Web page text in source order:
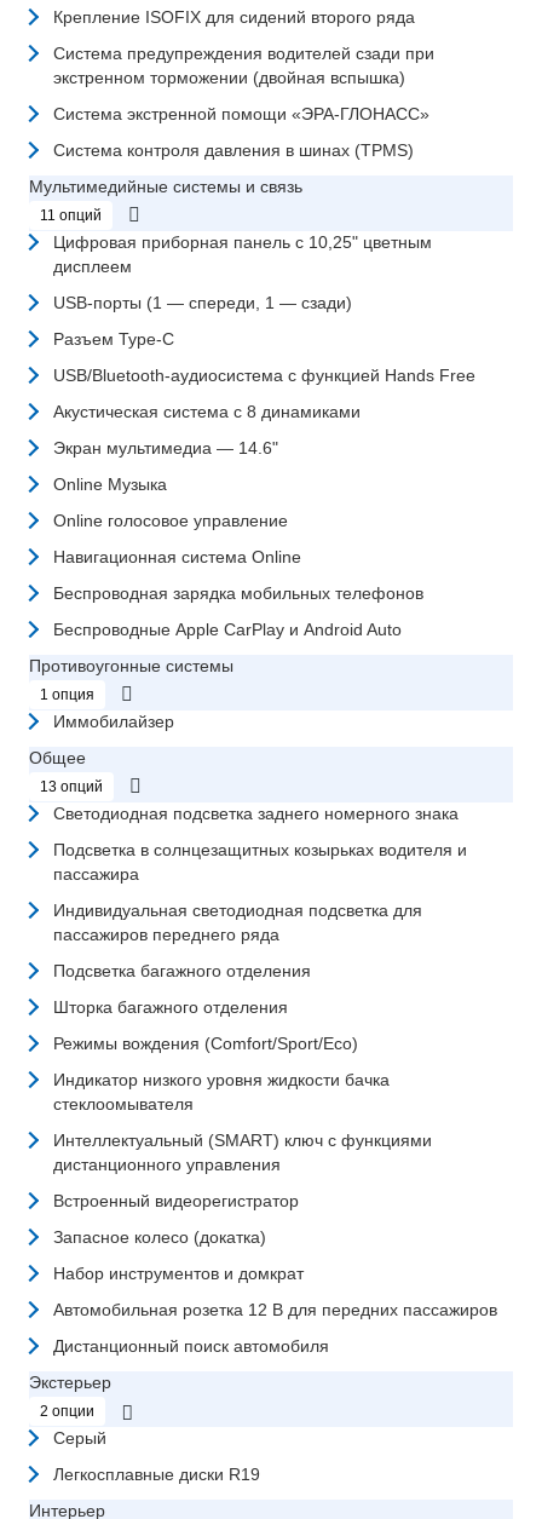
Крепление ISOFIX для сидений второго ряда
Система предупреждения водителей сзади при
экстренном торможении (двойная вспышка)
Система экстренной помощи «ЭРА-ГЛОНАСС»
Система контроля давления в шинах (TPMS)
Мультимедийные системы и связь
11 опций
Цифровая приборная панель с 10,25" цветным
дисплеем
USB-порты (1 — спереди, 1 — сзади)
Разъем Type-C
USB/Bluetooth-аудиосистема с функцией Hands Free
Акустическая система с 8 динамиками
Экран мультимедиа — 14.6"
Online Музыка
Online голосовое управление
Навигационная система Online
Беспроводная зарядка мобильных телефонов
Беспроводные Apple CarPlay и Android Auto
Противоугонные системы
1 опция
Иммобилайзер
Общее
13 опций
Светодиодная подсветка заднего номерного знака
Подсветка в солнцезащитных козырьках водителя и
пассажира
Индивидуальная светодиодная подсветка для
пассажиров переднего ряда
Подсветка багажного отделения
Шторка багажного отделения
Режимы вождения (Comfort/Sport/Eco)
Индикатор низкого уровня жидкости бачка
стеклоомывателя
Интеллектуальный (SMART) ключ с функциями
дистанционного управления
Встроенный видеорегистратор
Запасное колесо (докатка)
Набор инструментов и домкрат
Автомобильная розетка 12 В для передних пассажиров
Дистанционный поиск автомобиля
Экстерьер
2 опции
Серый
Легкосплавные диски R19
Интерьер